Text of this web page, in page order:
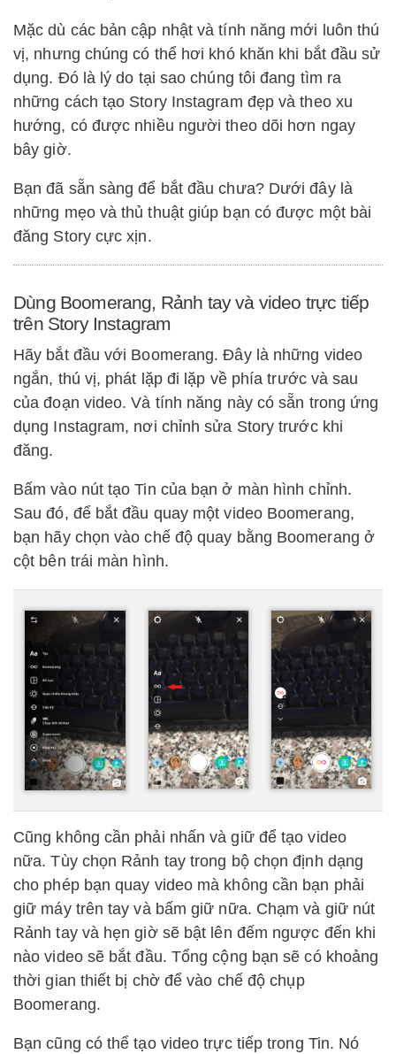
Mặc dù các bản cập nhật và tính năng mới luôn thú
vị, nhưng chúng có thể hơi khó khăn khi bắt đầu sử
dụng. Đó là lý do tại sao chúng tôi đang tìm ra
những cách tạo Story Instagram đẹp và theo xu
hướng, có được nhiều người theo dõi hơn ngay
bây giờ.
Bạn đã sẵn sàng để bắt đầu chưa? Dưới đây là
những mẹo và thủ thuật giúp bạn có được một bài
đăng Story cực xịn.
Dùng Boomerang, Rảnh tay và video trực tiếp
trên Story Instagram
Hãy bắt đầu với Boomerang. Đây là những video
ngắn, thú vị, phát lặp đi lặp về phía trước và sau
của đoạn video. Và tính năng này có sẵn trong ứng
dụng Instagram, nơi chỉnh sửa Story trước khi
đăng.
Bấm vào nút tạo Tin của bạn ở màn hình chỉnh.
Sau đó, để bắt đầu quay một video Boomerang,
bạn hãy chọn vào chế độ quay bằng Boomerang ở
cột bên trái màn hình.
Cũng không cần phải nhấn và giữ để tạo video
nữa. Tùy chọn Rảnh tay trong bộ chọn định dạng
cho phép bạn quay video mà không cần bạn phải
giữ máy trên tay và bấm giữ nữa. Chạm và giữ nút
Rảnh tay và hẹn giờ sẽ bật lên đếm ngược đến khi
nào video sẽ bắt đầu. Tổng cộng bạn sẽ có khoảng
thời gian thiết bị chờ để vào chế độ chụp
Boomerang.
Bạn cũng có thể tạo video trực tiếp trong Tin. Nó